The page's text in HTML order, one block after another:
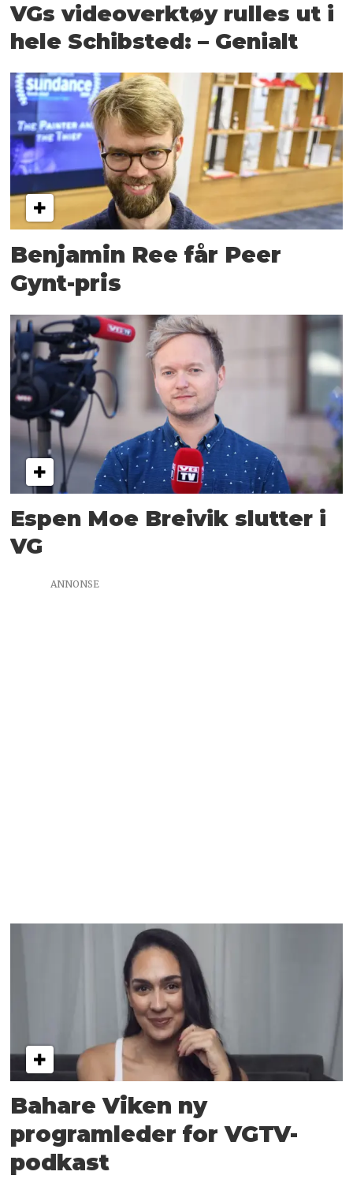
VGs videoverktøy rulles ut i
hele Schibsted: – Genialt
Benjamin Ree får Peer
Gynt-pris
Espen Moe Breivik slutter i
VG
ANNONSE
Bahare Viken ny
programleder for VGTV-
podkast